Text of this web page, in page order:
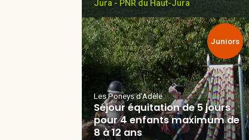
Jura - PNR du Haut-Jura
Juniors
Les Poneys d'Adèle
Séjour équitation de 5 jours
pour 4 enfants maximum de
8 à 12 ans